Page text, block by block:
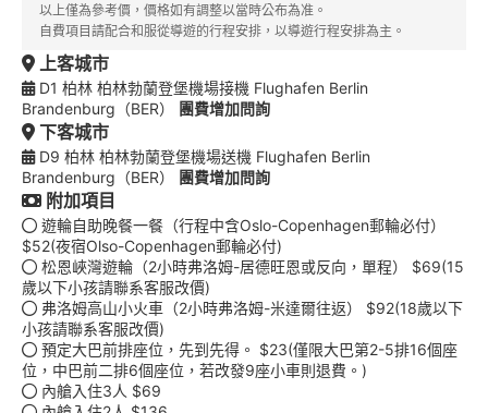
以上僅為參考價，價格如有調整以當時公布為准。
自費項目請配合和服從導遊的行程安排，以導遊行程安排為主。
上客城市
D1 柏林 柏林勃蘭登堡機場接機 Flughafen Berlin
Brandenburg（BER）
團費增加問詢
下客城市
D9 柏林 柏林勃蘭登堡機場送機 Flughafen Berlin
Brandenburg（BER）
團費增加問詢
附加項目
遊輪自助晚餐一餐（行程中含Oslo-Copenhagen郵輪必付）
$52(夜宿Olso-Copenhagen郵輪必付)
松恩峽灣遊輪（2小時弗洛姆-居德旺恩或反向，單程） $69(15
歲以下小孩請聯系客服改價)
弗洛姆高山小火車（2小時弗洛姆-米達爾往返） $92(18歲以下
小孩請聯系客服改價)
預定大巴前排座位，先到先得。 $23(僅限大巴第2-5排16個座
位，中巴前二排6個座位，若改發9座小車則退費。)
內艙入住3人 $69